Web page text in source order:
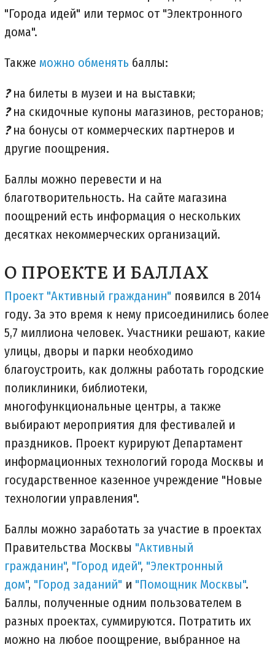
"Города идей" или термос от "Электронного
дома".
Также можно обменять баллы:
?на билеты в музеи и на выставки;
?на скидочные купоны магазинов, ресторанов;
?на бонусы от коммерческих партнеров и
другие поощрения.
Баллы можно перевести и на
благотворительность. На сайте магазина
поощрений есть информация о нескольких
десятках некоммерческих организаций.
О ПРОЕКТЕ И БАЛЛАХ
Проект "Активный гражданин" появился в 2014
году. За это время к нему присоединились более
5,7 миллиона человек. Участники решают, какие
улицы, дворы и парки необходимо
благоустроить, как должны работать городские
поликлиники, библиотеки,
многофункциональные центры, а также
выбирают мероприятия для фестивалей и
праздников. Проект курируют Департамент
информационных технологий города Москвы и
государственное казенное учреждение "Новые
технологии управления".
Баллы можно заработать за участие в проектах
Правительства Москвы "Активный
гражданин", "Город идей", "Электронный
дом", "Город заданий" и "Помощник Москвы".
Баллы, полученные одним пользователем в
разных проектах, суммируются. Потратить их
можно на любое поощрение, выбранное на